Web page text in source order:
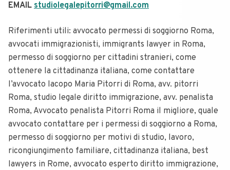
EMAIL studiolegalepitorri@gmail.com
Riferimenti utili: avvocato permessi di soggiorno Roma,
avvocati immigrazionisti, immigrants lawyer in Roma,
permesso di soggiorno per cittadini stranieri, come
ottenere la cittadinanza italiana, come contattare
l’avvocato Iacopo Maria Pitorri di Roma, avv. pitorri
Roma, studio legale diritto immigrazione, avv. penalista
Roma, Avvocato penalista Pitorri Roma il migliore, quale
avvocato contattare per i permessi di soggiorno a Roma,
permesso di soggiorno per motivi di studio, lavoro,
ricongiungimento familiare, cittadinanza italiana, best
lawyers in Rome, avvocato esperto diritto immigrazione,